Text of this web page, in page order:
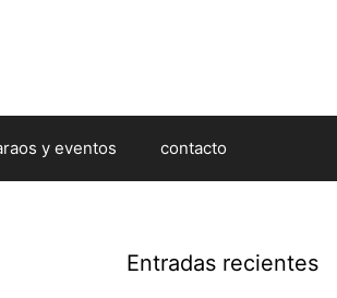
y eventos contacto
Entradas recientes